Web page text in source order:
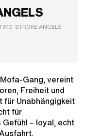
STROKE ANGELS
Gang, vereint
Freiheit und
für Unabhängigkeit
für
– loyal, echt